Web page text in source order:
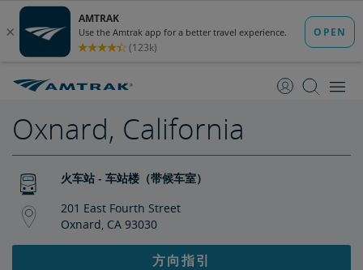
至
至
Oxnard, California
火车站 - 车站楼（带候车室）
201 East Fourth Street
Oxnard, CA 93030
方向指引